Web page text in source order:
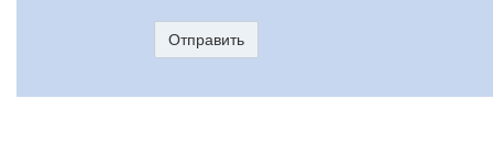
Отправить